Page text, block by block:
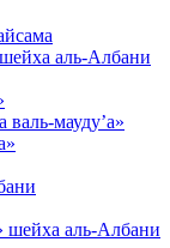
аль-Албани
валь-мауду’а»
шейха аль-Албани